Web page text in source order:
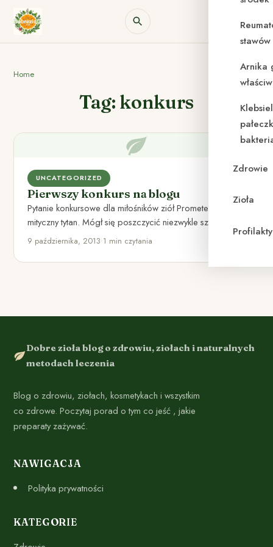
Arnika
Zdrowie
Zioła
Home
Tag: konkurs
UNCATEGORIZED
Pierwszy konkurs na blogu
Pytanie konkursowe dla miłośników ziół Prometeusz to
mityczny tytan. Mógł się poszczycić niezwykle szybką
regeneracją wątroby – odrastała…
9 października, 2013•1 min czytania
Dobre zioła blog o zdrowiu, ziołach i naturalnych
metodach leczenia
Blog o zdrowiu, ziołach, kosmetykach i wszystkim
co zdrowe. Poczytaj porad o tym co jeść , jakie
preparaty zażywać.
NAWIGACJA
Polityka prywatności
KATEGORIE